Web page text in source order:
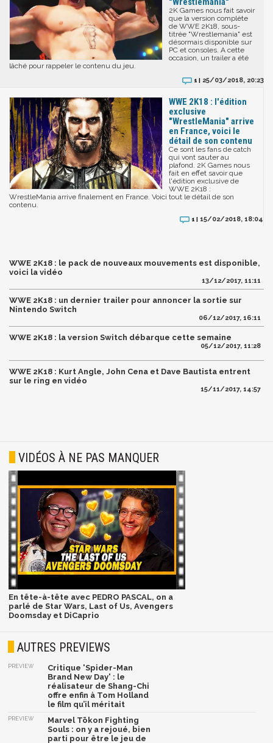
2K Games nous fait savoir
que la version complète
de WWE 2K18, sous-
titrée "Wrestlemania" est
désormais disponible sur
PC et consoles. A cette
occasion, un trailer a été
lâché pour rappeler le contenu du jeu.
1 | 25/03/2018, 20:23
WWE 2K18 : l'édition
exclusive
"WrestleMania" arrive
en France, voici le
détail de son contenu
Ce sont les fans de catch
qui vont sauter au
plafond. 2K Games nous
fait en effet savoir que
l'édition exclusive de
WWE 2K18 :
WrestleMania arrive finalement en France. Voici tout le détail de son
contenu.
1 | 15/02/2018, 18:04
WWE 2K18 : le pack de nouveaux mouvements est disponible,
voici la vidéo
13/12/2017, 11:11
WWE 2K18 : un dernier trailer pour annoncer la sortie sur
Nintendo Switch
06/12/2017, 16:11
WWE 2K18 : la version Switch débarque cette semaine
05/12/2017, 11:28
WWE 2K18 : Kurt Angle, John Cena et Dave Bautista entrent
sur le ring en vidéo
15/11/2017, 14:57
VIDÉOS À NE PAS MANQUER
En tête-à-tête avec PEDRO PASCAL, on a
parlé de Star Wars, Last of Us, Avengers
Doomsday et DiCaprio
AUTRES PREVIEWS
PREVIEW
Critique 'Spider-Man
Brand New Day' : le
réalisateur de Shang-Chi
offre enfin à Tom Holland
le film qu’il méritait
PREVIEW
Marvel Tōkon Fighting
Souls : on y a rejoué, bien
parti pour être le jeu de